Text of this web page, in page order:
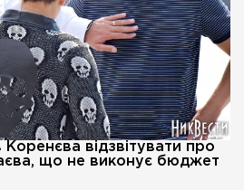
відзвітувати про
що не виконує бюджет